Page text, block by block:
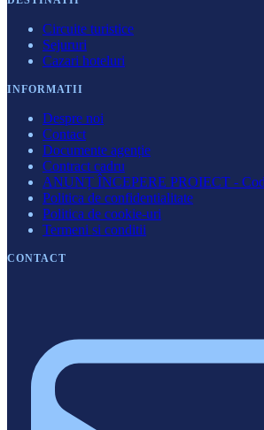
Circuite turistice
Sejururi
Cazari hoteluri
INFORMATII
Despre noi
Contact
Documente agenție
Contract cadru
ANUNȚ ÎNCEPERE PROIECT -
Politica de confidentialitate
Politica de cookie-uri
Termeni si conditii
CONTACT